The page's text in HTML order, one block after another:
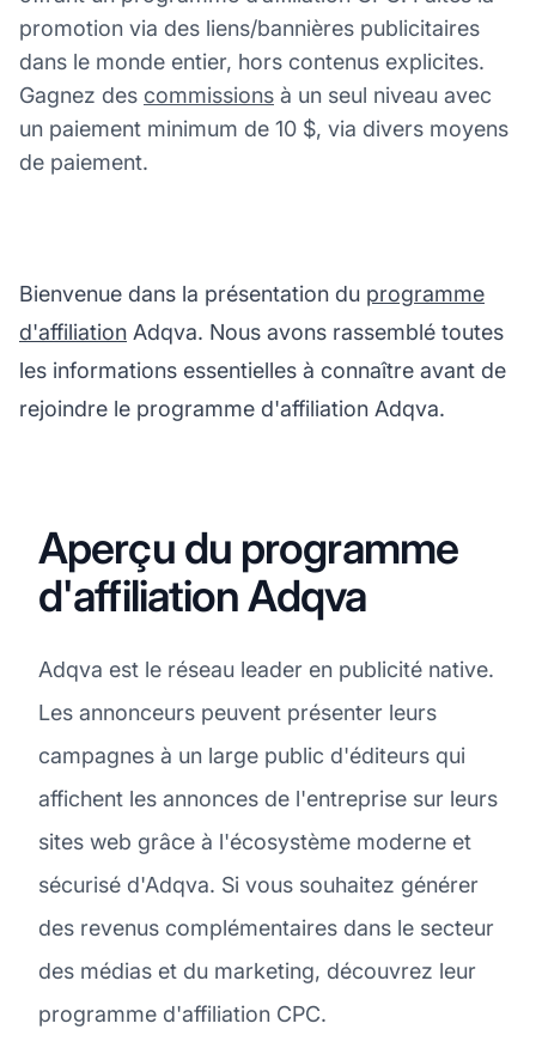
promotion via des liens/bannières publicitaires
dans le monde entier, hors contenus explicites.
Gagnez des commissions à un seul niveau avec
un paiement minimum de 10 $, via divers moyens
de paiement.
Bienvenue dans la présentation du programme
d'affiliation Adqva. Nous avons rassemblé toutes
les informations essentielles à connaître avant de
rejoindre le programme d'affiliation Adqva.
Aperçu du programme
d'affiliation Adqva
Adqva est le réseau leader en publicité native.
Les annonceurs peuvent présenter leurs
campagnes à un large public d'éditeurs qui
affichent les annonces de l'entreprise sur leurs
sites web grâce à l'écosystème moderne et
sécurisé d'Adqva. Si vous souhaitez générer
des revenus complémentaires dans le secteur
des médias et du marketing, découvrez leur
programme d'affiliation CPC.